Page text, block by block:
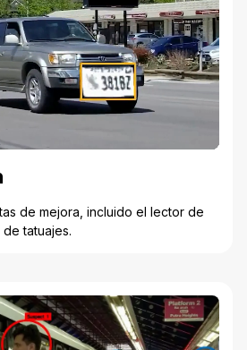
de mejora, incluido el lector de
tatuajes.